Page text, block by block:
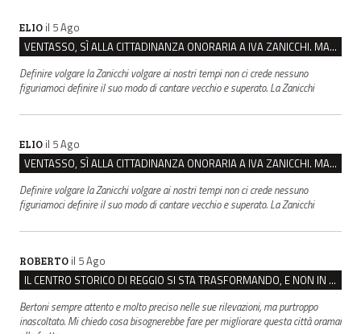
ELIO il 5 Ago
VENTASSO, SÌ ALLA CITTADINANZA ONORARIA A IVA ZANICCHI. MA BARGIACCHI: “È DI PESSIMO GUSTO”
Definire volgare la Zanicchi volgare ai nostri tempi non ci crede nessuno
figuriamoci definire il suo modo di cantare vecchio e superato. La Zanicchi
ELIO il 5 Ago
VENTASSO, SÌ ALLA CITTADINANZA ONORARIA A IVA ZANICCHI. MA BARGIACCHI: “È DI PESSIMO GUSTO”
Definire volgare la Zanicchi volgare ai nostri tempi non ci crede nessuno
figuriamoci definire il suo modo di cantare vecchio e superato. La Zanicchi
ROBERTO il 5 Ago
IL CENTRO STORICO DI REGGIO SI STA TRASFORMANDO, E NON IN MEGLIO
Bertoni sempre attento e molto preciso nelle sue rilevazioni, ma purtroppo
inascoltato. Mi chiedo cosa bisognerebbe fare per migliorare questa città oramai